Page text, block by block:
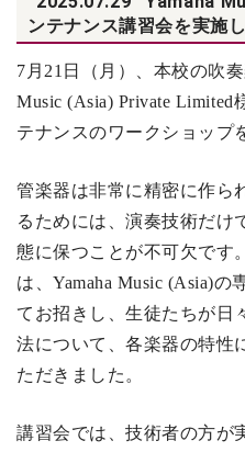
ンテナンス講習会を実施
7 月21日（月）、本校の吹
Music (Asia) Private Limited
テナンスのワークショップ
管楽器は非常に精密に作ら
るためには、演奏技術だけ
態に保つことが不可欠です
は、Yamaha Music (Asia)
てお招きし、生徒たちが日
法について、各楽器の特性
ただきました。
講習会では、技術者の方が